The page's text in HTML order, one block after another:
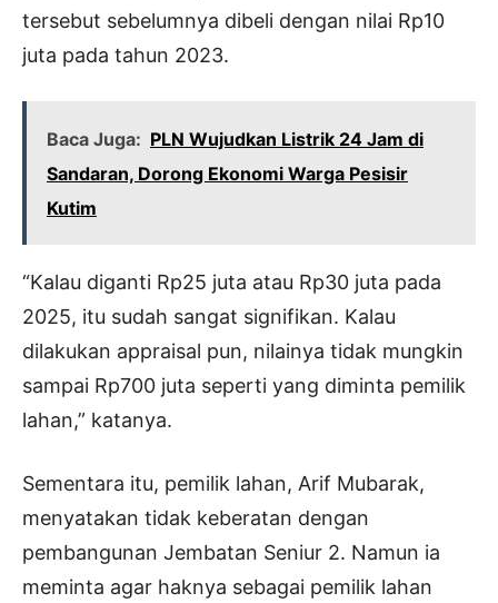
tersebut sebelumnya dibeli dengan nilai Rp10
juta pada tahun 2023.
Baca Juga: PLN Wujudkan Listrik 24 Jam di
Sandaran, Dorong Ekonomi Warga Pesisir
Kutim
“Kalau diganti Rp25 juta atau Rp30 juta pada
2025, itu sudah sangat signifikan. Kalau
dilakukan appraisal pun, nilainya tidak mungkin
sampai Rp700 juta seperti yang diminta pemilik
lahan,” katanya.
Sementara itu, pemilik lahan, Arif Mubarak,
menyatakan tidak keberatan dengan
pembangunan Jembatan Seniur 2. Namun ia
meminta agar haknya sebagai pemilik lahan